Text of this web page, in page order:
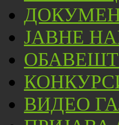
ЈАВНЕ
ВИДЕО